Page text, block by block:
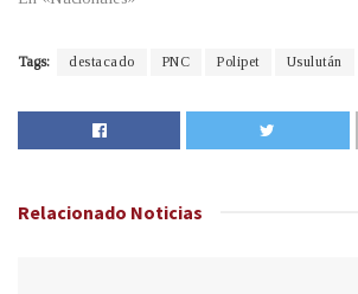
Tags: destacado PNC Polipet Usulután
Relacionado Noticias